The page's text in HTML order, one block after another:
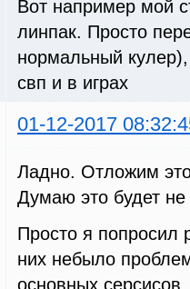
Вот например мой
линпак. Просто
нормальный
свп и в играх
01-12-2017
Ладно. Отложим
Думаю это будет не
Просто я попросил
них небыло
основных